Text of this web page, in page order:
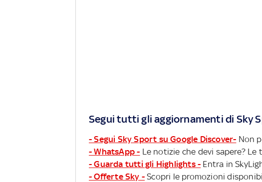
Segui tutti gli aggiornamenti di Sky
- Segui Sky Sport su Google Discover- Non
- WhatsApp - Le notizie che devi sapere? Le
- Guarda tutti gli Highlights - Entra in
- Offerte Sky - Scopri le promozioni